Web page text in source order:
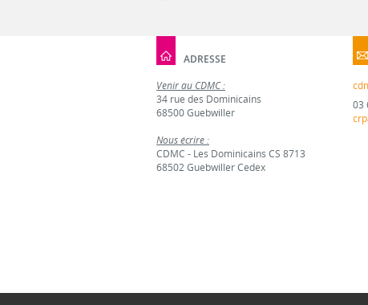
ADRESSE
Venir au CDMC :
34 rue des Dominicains
68500 Guebwiller
Nous écrire :
CDMC - Les Dominicains CS 8713
68502 Guebwiller Cedex
03